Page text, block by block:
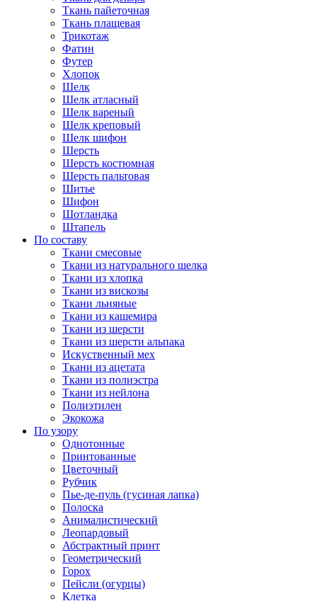
Ткань пайеточная
Ткань плащевая
Трикотаж
Фатин
Футер
Хлопок
Шелк
Шелк атласный
Шелк вареный
Шелк креповый
Шелк шифон
Шерсть
Шерсть костюмная
Шерсть пальтовая
Шитье
Шифон
Шотландка
Штапель
По составу
Ткани смесовые
Ткани из натурального шелка
Ткани из хлопка
Ткани из вискозы
Ткани льняные
Ткани из кашемира
Ткани из шерсти
Ткани из шерсти альпака
Искуственный мех
Ткани из ацетата
Ткани из полиэстра
Ткани из нейлона
Полиэтилен
Экокожа
По узору
Однотонные
Принтованные
Цветочный
Рубчик
Пье-де-пуль (гусиная лапка)
Полоска
Анималистический
Леопардовый
Абстрактный принт
Геометрический
Горох
Пейсли (огурцы)
Клетка